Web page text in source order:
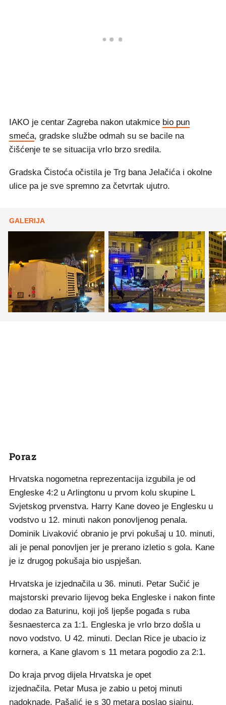
IAKO je centar Zagreba nakon utakmice bio pun
smeća, gradske službe odmah su se bacile na
čišćenje te se situacija vrlo brzo sredila.
Gradska Čistoća očistila je Trg bana Jelačića i okolne
ulice pa je sve spremno za četvrtak ujutro.
GALERIJA
Poraz
Hrvatska nogometna reprezentacija izgubila je od
Engleske 4:2 u Arlingtonu u prvom kolu skupine L
Svjetskog prvenstva. Harry Kane doveo je Englesku u
vodstvo u 12. minuti nakon ponovljenog penala.
Dominik Livaković obranio je prvi pokušaj u 10. minuti,
ali je penal ponovljen jer je prerano izletio s gola. Kane
je iz drugog pokušaja bio uspješan.
Hrvatska je izjednačila u 36. minuti. Petar Sučić je
majstorski prevario lijevog beka Engleske i nakon finte
dodao za Baturinu, koji još ljepše pogađa s ruba
šesnaesterca za 1:1. Engleska je vrlo brzo došla u
novo vodstvo. U 42. minuti. Declan Rice je ubacio iz
kornera, a Kane glavom s 11 metara pogodio za 2:1.
Do kraja prvog dijela Hrvatska je opet
izjednačila. Petar Musa je zabio u petoj minuti
nadoknade. Pašalić je s 30 metara poslao sjajnu,